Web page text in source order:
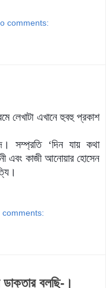
comments:
লেখাটা এখানেহুবহুপ্রকাশ
সম্প্রতি ‘দিন যায় কথা
এবং কাজী আনোয়ার হোসেন
comments:
বলছি-।